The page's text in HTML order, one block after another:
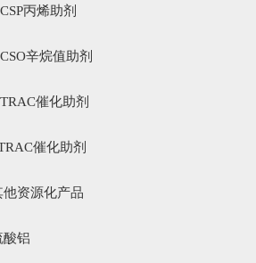
丙烯助剂
辛烷值助剂
催化助剂
催化助剂
他资源化产品
酸铝